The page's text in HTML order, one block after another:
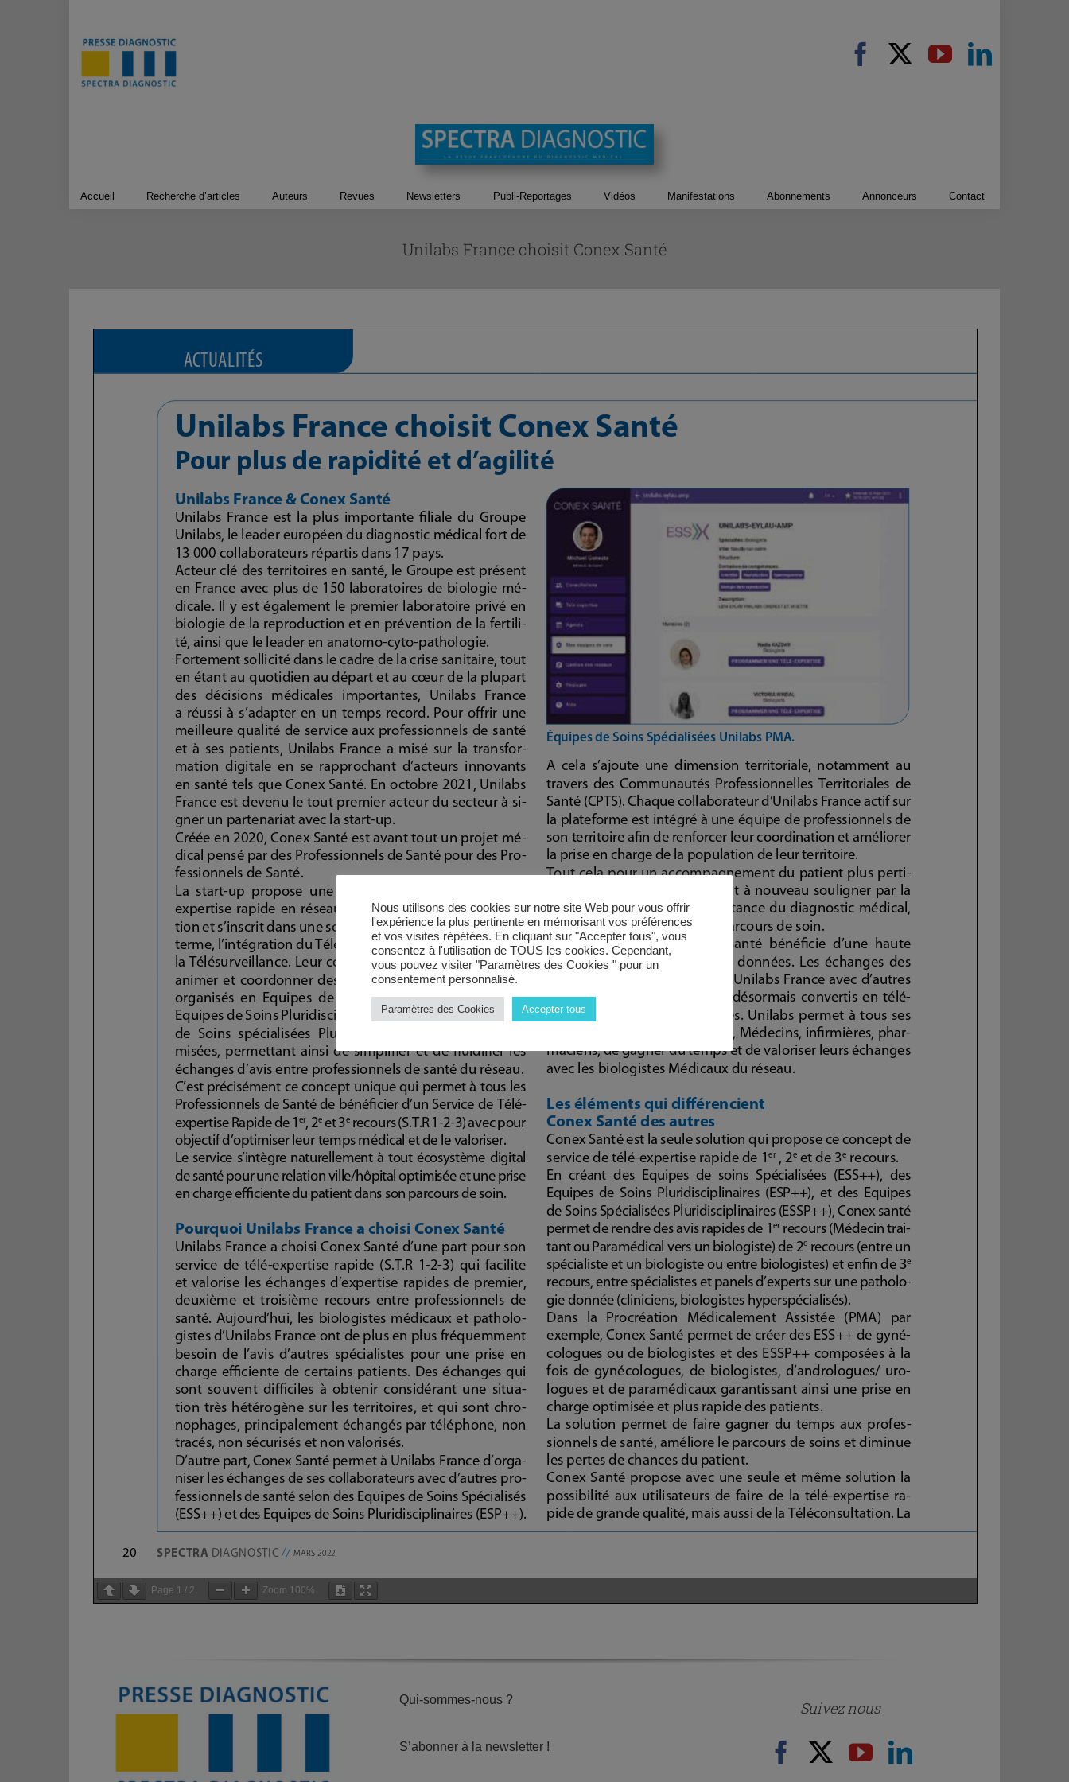
Accueil Recherche d’articles Auteurs Revues Newsletters Publi-Reportages Vidéos Manifestations Abonnements Annonceurs Contact
Unilabs France choisit Conex Santé
Page 1 / 2 Zoom 100%
Qui-sommes-nous ?
S’abonner à la newsletter !
Suivez nous
Nous utilisons des cookies sur notre site Web pour vous offrir
l'expérience la plus pertinente en mémorisant vos préférences
et vos visites répétées. En cliquant sur "Accepter tous", vous
consentez à l'utilisation de TOUS les cookies. Cependant,
vous pouvez visiter "Paramètres des Cookies " pour un
consentement personnalisé.
Paramètres des Cookies Accepter tous